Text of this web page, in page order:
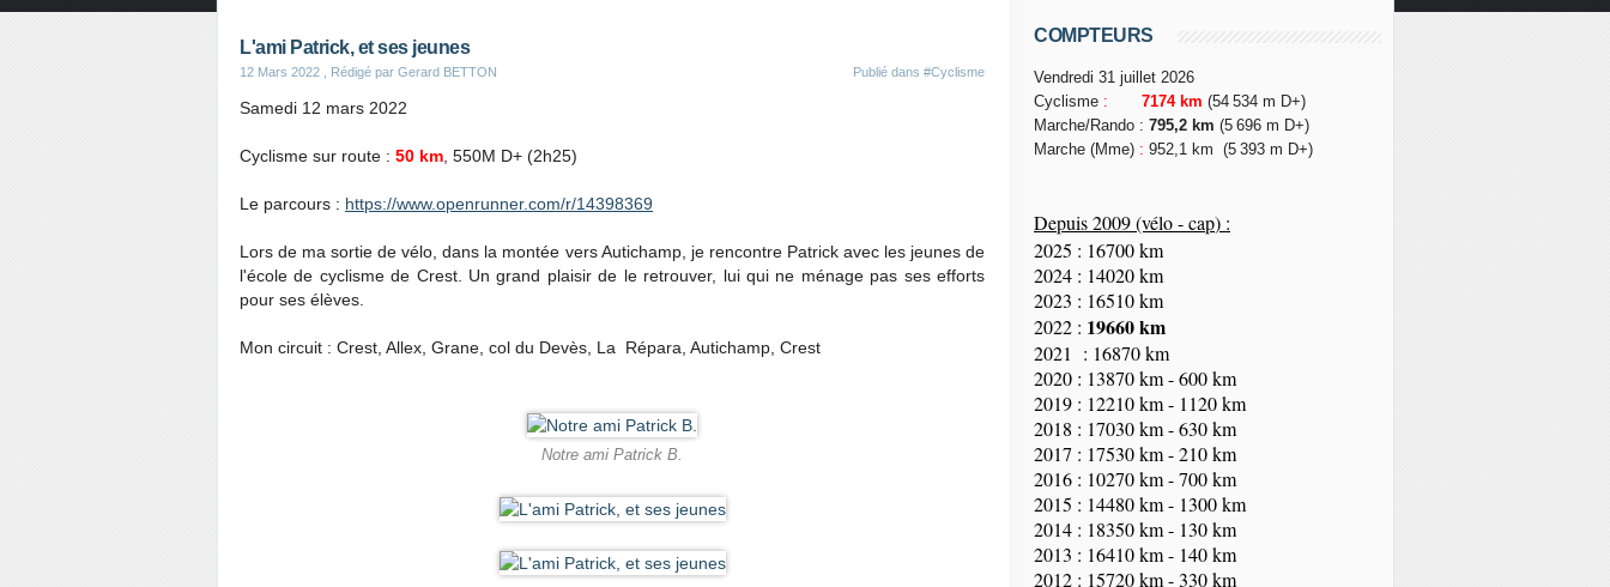
L'ami Patrick, et ses jeunes
12 Mars 2022 , Rédigé par Gerard BETTON Publié dans #Cyclisme
Samedi 12 mars 2022
Cyclisme sur route : 50 km , 550M D+ (2h25)
Le parcours : https://www.openrunner.com/r/14398369
Lors de ma sortie de vélo, dans la montée vers Autichamp, je rencontre Patrick avec les jeunes de
l'école de cyclisme de Crest. Un grand plaisir de le retrouver, lui qui ne ménage pas ses efforts
pour ses élèves.
Mon circuit : Crest, Allex, Grane, col du Devès, La Répara, Autichamp, Crest
Notre ami Patrick B.
COMPTEURS
Vendredi 31 juillet 2026
Cyclisme : 7174 km (54 534 m D+)
Marche/Rando : 795,2 km (5 696 m D+)
Marche (Mme) : 952,1 km (5 393 m D+)
Depuis 2009 (vélo - cap) :
2025 : 16700 km
2024 : 14020 km
2023 : 16510 km
2022 : 19660 km
2021 : 16870 km
2020 : 13870 km - 600 km
2019 : 12210 km - 1120 km
2018 : 17030 km - 630 km
2017 : 17530 km - 210 km
2016 : 10270 km - 700 km
2015 : 14480 km - 1300 km
2014 : 18350km- 130 km
2013 : 16410 km - 140 km
2012 : 15720 km - 330 km